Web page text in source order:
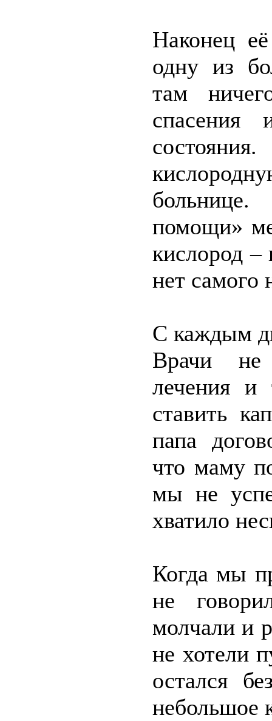
Наконец
одну из
там
спасения
помощи»
кислород
нет самого
С каждым
Врачи не
лечения и
ставить
папа
что маму
мы не
хватило
Когда мы
не
молчали и
не хотели
остался
небольшое